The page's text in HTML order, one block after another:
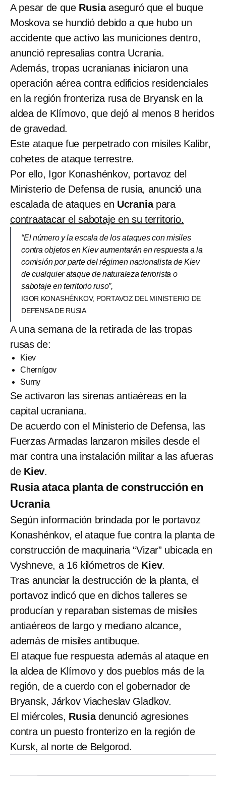
A pesar de que Rusiaaseguró que el buque
Moskova se hundió debido a que hubo un
accidente que activo las municiones dentro,
anunció represalias contra Ucrania.
Además, tropas ucranianas iniciaron una
operación aérea contra edificios residenciales
en la región fronteriza rusa de Bryansk en la
aldea de Klímovo, que dejó al menos 8 heridos
de gravedad.
Este ataque fue perpetrado con misiles Kalibr,
cohetes de ataque terrestre.
Por ello, Igor Konashénkov, portavoz del
Ministerio de Defensa de rusia, anunció una
escalada de ataques en Ucraniapara
contraatacar el sabotaje en su territorio.
“El número y la escala de los ataques con misiles
contra objetos en Kiev aumentarán en respuesta a la
comisión por parte del régimen nacionalista de Kiev
de cualquier ataque de naturaleza terrorista o
sabotaje en territorio ruso”,
IGOR KONASHÉNKOV, PORTAVOZ DEL MINISTERIO DE
DEFENSA DE RUSIA
A una semana de la retirada de las tropas
rusas de:
Kiev
Chernígov
Sumy
Se activaron las sirenas antiaéreas en la
capital ucraniana.
De acuerdo con el Ministerio de Defensa, las
Fuerzas Armadas lanzaron misiles desde el
mar contra una instalación militar a las afueras
de Kiev.
Rusia ataca planta de construcción en
Ucrania
Según información brindada por le portavoz
Konashénkov, el ataque fue contra la planta de
construcción de maquinaria “Vizar” ubicada en
Vyshneve, a 16 kilómetros de Kiev.
Tras anunciar la destrucción de la planta, el
portavoz indicó que en dichos talleres se
producían y reparaban sistemas de misiles
antiaéreos de largo y mediano alcance,
además de misiles antibuque.
El ataque fue respuesta además al ataque en
la aldea de Klímovo y dos pueblos más de la
región, de a cuerdo con el gobernador de
Bryansk, Járkov Viacheslav Gladkov.
El miércoles, Rusiadenunció agresiones
contra un puesto fronterizo en la región de
Kursk, al norte de Belgorod.